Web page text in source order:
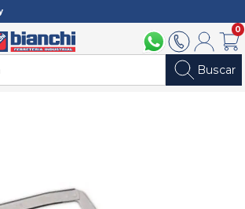
094 211 1122902 2902Mi cuenta
0
Buscar